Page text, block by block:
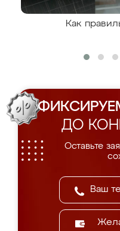
Как
ДО
Оставьте